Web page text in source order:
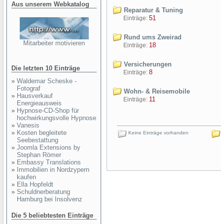
Aus unserem Webkatalog
Mitarbeiter motivieren
Die letzten 10 Einträge
» Waldemar Scheske -
Fotograf
» Hausverkauf
Energieausweis
» Hypnose-CD-Shop für
hochwirkungsvolle Hypnose
» Vanesis
» Kosten begleitete
Seebestattung
» Joomla Extensions by
Stephan Römer
» Embassy Translations
» Immobilien in Nordzypern
kaufen
» Ella Hopfeldt
» Schuldnerberatung
Hamburg bei Insolvenz
Die 5 beliebtesten Einträge
Reparatur & Tuning
Einträge: 51
Rund ums Zweirad
Einträge: 18
Versicherungen
Einträge: 8
Wohn- & Reisemobile
Einträge: 11
Keine Einträge vorhanden